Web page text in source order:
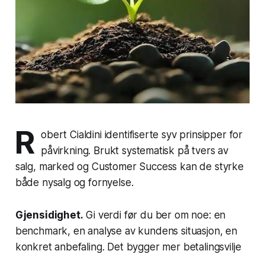
R obert Cialdini identifiserte syv prinsipper for
påvirkning. Brukt systematisk på tvers av
salg, marked og Customer Success kan de styrke
både nysalg og fornyelse.
Gjensidighet. Gi verdi før du ber om noe: en
benchmark, en analyse av kundens situasjon, en
konkret anbefaling. Det bygger mer betalingsvilje